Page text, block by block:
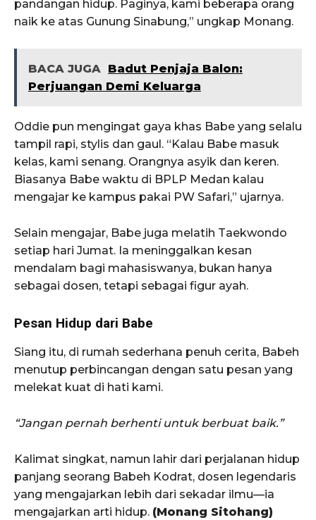
pandangan hidup. Paginya, kami beberapa orang
naik ke atas Gunung Sinabung,” ungkap Monang.
BACA JUGA Badut Penjaja Balon:
Perjuangan Demi Keluarga
Oddie pun mengingat gaya khas Babe yang selalu
tampil rapi, stylis dan gaul. “Kalau Babe masuk
kelas, kami senang. Orangnya asyik dan keren.
Biasanya Babe waktu di BPLP Medan kalau
mengajar ke kampus pakai PW Safari,” ujarnya.
Selain mengajar, Babe juga melatih Taekwondo
setiap hari Jumat. Ia meninggalkan kesan
mendalam bagi mahasiswanya, bukan hanya
sebagai dosen, tetapi sebagai figur ayah.
Pesan Hidup dari Babe
Siang itu, di rumah sederhana penuh cerita, Babeh
menutup perbincangan dengan satu pesan yang
melekat kuat di hati kami.
“Jangan pernah berhenti untuk berbuat baik.”
Kalimat singkat, namun lahir dari perjalanan hidup
panjang seorang Babeh Kodrat, dosen legendaris
yang mengajarkan lebih dari sekadar ilmu—ia
mengajarkan arti hidup. (Monang Sitohang)